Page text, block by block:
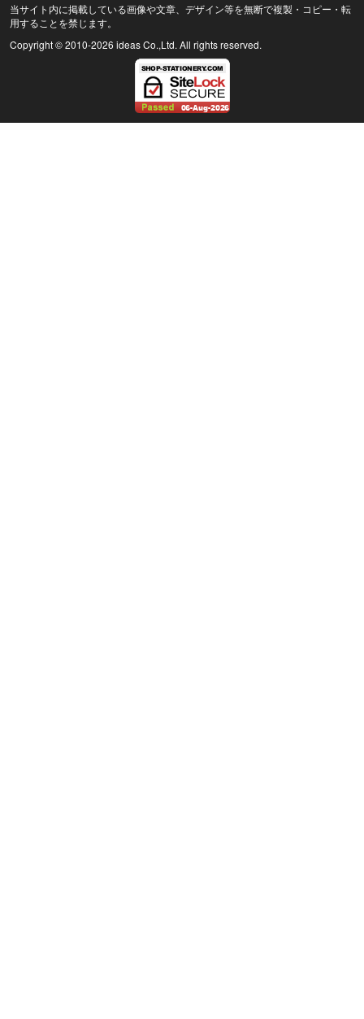
当サイト内に掲載している画像や文章、デザイン等を無断で複製・コピー・転
用することを禁じます。
Copyright © 2010-2026 ideas Co.,Ltd. All rights reserved.